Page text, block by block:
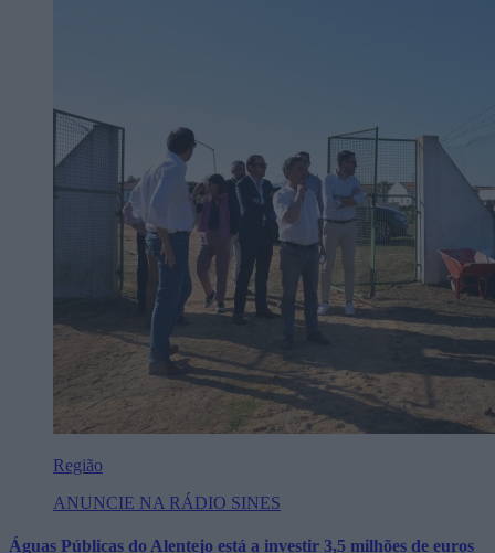
Região
ANUNCIE NA RÁDIO SINES
Águas Públicas do Alentejo está a investir 3,5 milhões de euros